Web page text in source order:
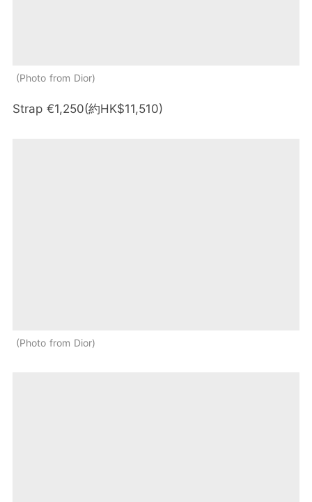
Photo from Dior
Strap €1,250(約HK$11,510)
Photo from Dior